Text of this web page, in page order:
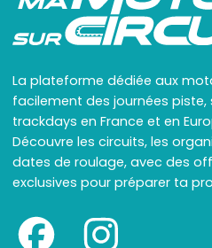
La plateforme dédiée aux
facilement des journées
trackdays en France et en
Découvre les circuits, les
dates de roulage, avec des
exclusives pour préparer ta